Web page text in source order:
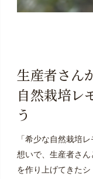
生産者さん
自然栽培レ
う
「希少な自然栽培
想いで、生産者さ
を作り上げてきたシ